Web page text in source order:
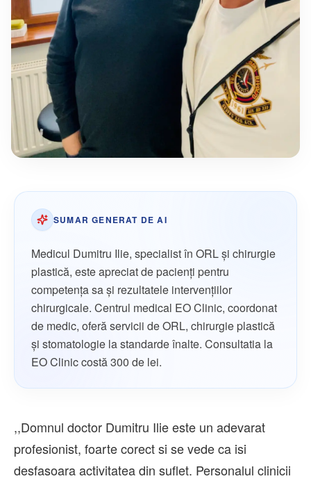
SUMAR GENERAT DE AI
Medicul Dumitru Ilie, specialist în ORL și chirurgie
plastică, este apreciat de pacienți pentru
competența sa și rezultatele intervențiilor
chirurgicale. Centrul medical EO Clinic, coordonat
de medic, oferă servicii de ORL, chirurgie plastică
și stomatologie la standarde înalte. Consultatia la
EO Clinic costă 300 de lei.
,,Domnul doctor Dumitru Ilie este un adevarat
profesionist, foarte corect si se vede ca isi
desfasoara activitatea din suflet. Personalul clinicii